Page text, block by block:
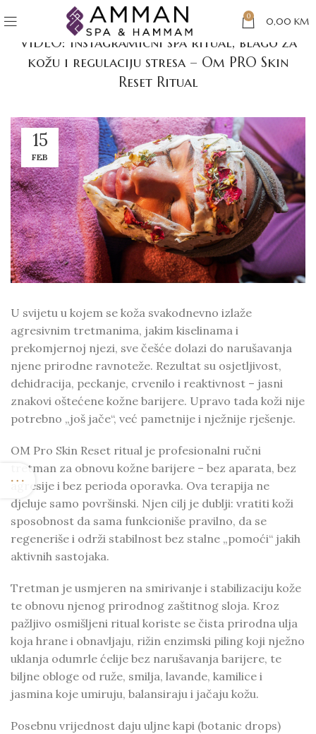
0 0,00 KM
BLOG BIH
VIDEO: Instagramični spa ritual, blago za
kožu i regulaciju stresa – Om PRO Skin
Reset Ritual
15
FEB
U svijetu u kojem se koža svakodnevno izlaže
agresivnim tretmanima, jakim kiselinama i
prekomjernoj njezi, sve češće dolazi do narušavanja
njene prirodne ravnoteže. Rezultat su osjetljivost,
dehidracija, peckanje, crvenilo i reaktivnost – jasni
znakovi oštećene kožne barijere. Upravo tada koži nije
potrebno „još jače“, već pametnije i nježnije rješenje.
OM Pro Skin Reset ritual je profesionalni ručni
tretman za obnovu kožne barijere – bez aparata, bez
agresije i bez perioda oporavka. Ova terapija ne
djeluje samo površinski. Njen cilj je dublji: vratiti koži
sposobnost da sama funkcioniše pravilno, da se
regeneriše i održi stabilnost bez stalne „pomoći“ jakih
aktivnih sastojaka.
Tretman je usmjeren na smirivanje i stabilizaciju kože
te obnovu njenog prirodnog zaštitnog sloja. Kroz
pažljivo osmišljeni ritual koriste se čista prirodna ulja
koja hrane i obnavljaju, rižin enzimski piling koji nježno
uklanja odumrle ćelije bez narušavanja barijere, te
biljne obloge od ruže, smilja, lavande, kamilice i
jasmina koje umiruju, balansiraju i jačaju kožu.
Posebnu vrijednost daju uljne kapi (botanic drops)